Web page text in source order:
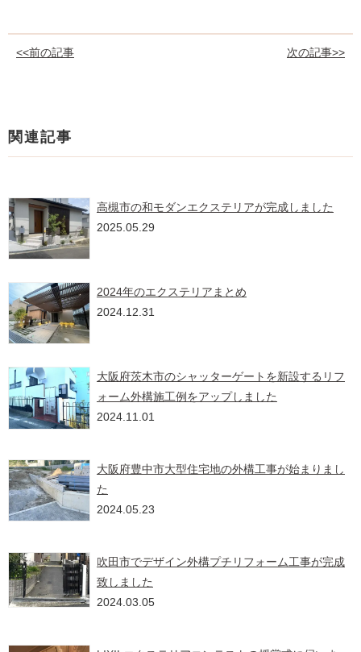
<<前の記事 次の記事>>
関連記事
高槻市の和モダンエクステリアが完成しました
2025.05.29
2024年のエクステリアまとめ
2024.12.31
大阪府茨木市のシャッターゲートを新設するリフ
ォーム外構施工例をアップしました
2024.11.01
大阪府豊中市大型住宅地の外構工事が始まりまし
た
2024.05.23
吹田市でデザイン外構プチリフォーム工事が完成
致しました
2024.03.05